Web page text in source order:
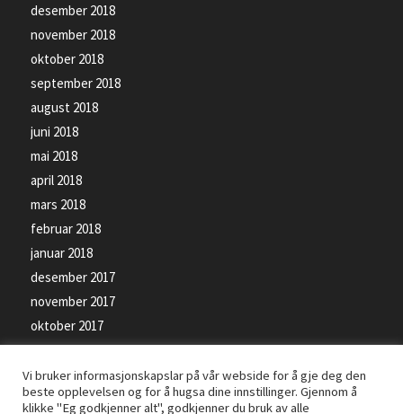
desember 2018
november 2018
oktober 2018
september 2018
august 2018
juni 2018
mai 2018
april 2018
mars 2018
februar 2018
januar 2018
desember 2017
november 2017
oktober 2017
september 2017
Vi bruker informasjonskapslar på vår webside for å gje deg den
beste opplevelsen og for å hugsa dine innstillinger. Gjennom å
klikke "Eg godkjenner alt", godkjenner du bruk av alle